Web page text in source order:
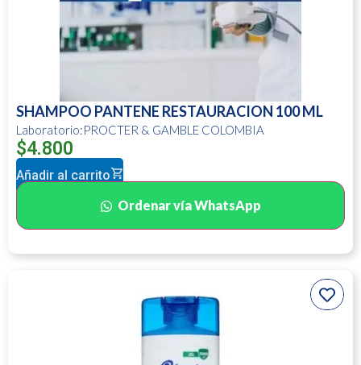
SHAMPOO PANTENE RESTAURACION 100 ML
Laboratorio:PROCTER & GAMBLE COLOMBIA
$4.800
Añadir al carrito
Ordenar vía WhatsApp